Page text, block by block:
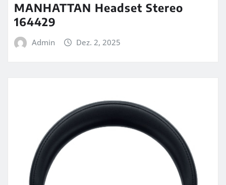
MANHATTAN Headset Stereo
164429
Admin Dez. 2, 2025